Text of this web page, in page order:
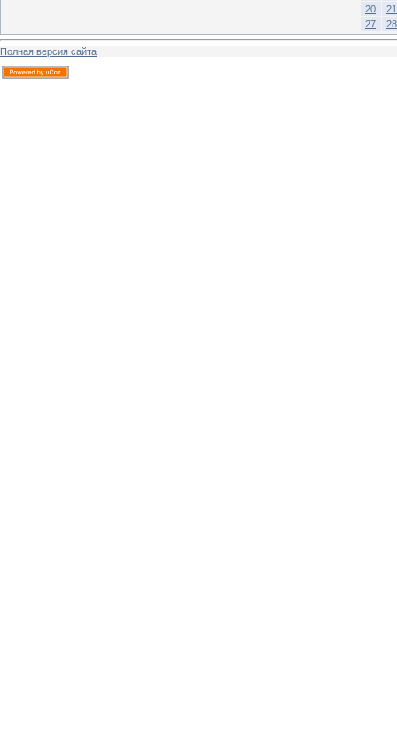
20
21
27
28
Полная версия сайта